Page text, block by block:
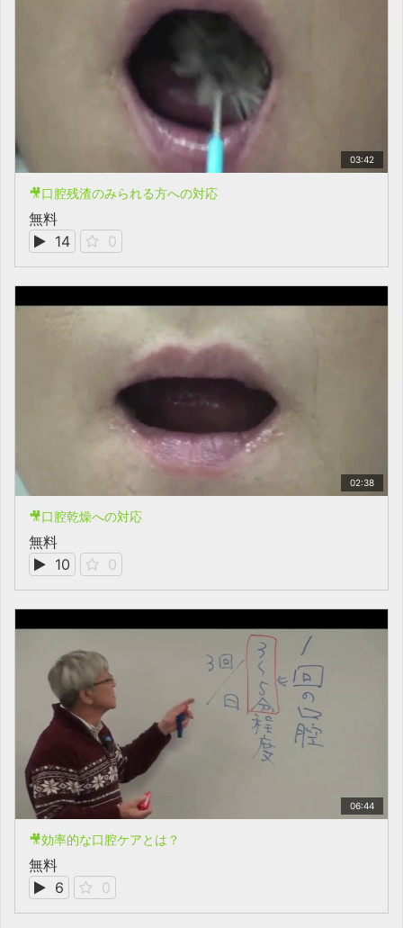
03:42
🎥口腔残渣のみられる方への対応
無料
14
0
02:38
🎥口腔乾燥への対応
無料
10
0
06:44
🎥効率的な口腔ケアとは？
無料
6
0